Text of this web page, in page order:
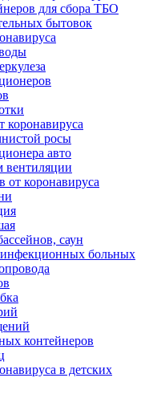
для сбора ТБО
бытовок
коронавируса
росы
авто
вентиляции
от коронавируса
саун
больных
контейнеров
в детских